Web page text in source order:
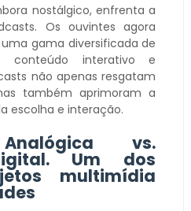
nostálgico, enfrenta a
Os ouvintes agora
gama diversificada de
conteúdo interativo e
não apenas resgatam
também aprimoram a
escolha e interação.
vs.
Um dos
multimídia